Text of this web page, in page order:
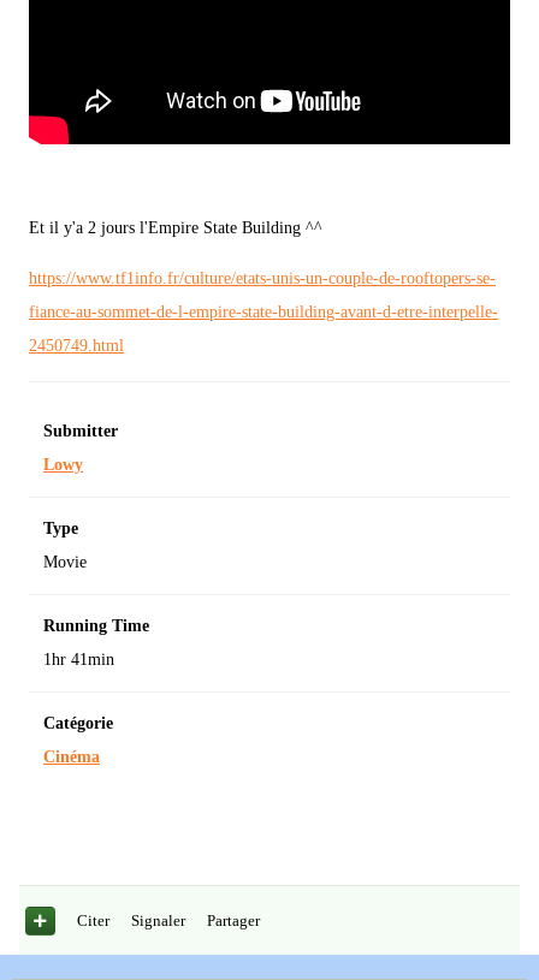
Et il y'a 2 jours l'Empire State Building ^^
https://www.tf1info.fr/culture/etats-unis-un-couple-de-rooftopers-se-
fiance-au-sommet-de-l-empire-state-building-avant-d-etre-interpelle-
2450749.html
Submitter
Lowy
Type
Movie
Running Time
1hr 41min
Catégorie
Cinéma
Citer Signaler Partager